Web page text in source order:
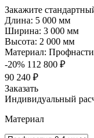
Закажите
Длина: 5 000 мм
Ширина: 3 000 мм
Высота: 2 000 мм
Материал:
-20% 112 800 ₽
90 240 ₽
Заказать
Индивидуальный
Материал